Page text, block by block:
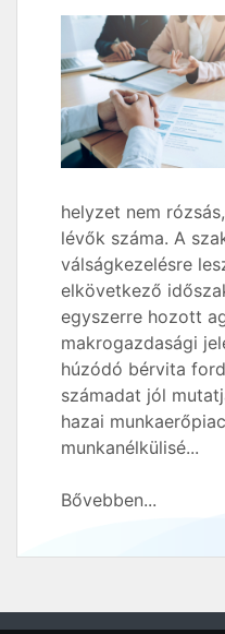
helyzet nem
lévők száma. A
válságkezelésre
elkövetkező
egyszerre hozott
makrogazdasági
húzódó bérvita
számadat jól
hazai
munkanélkülisé...
Bővebben...